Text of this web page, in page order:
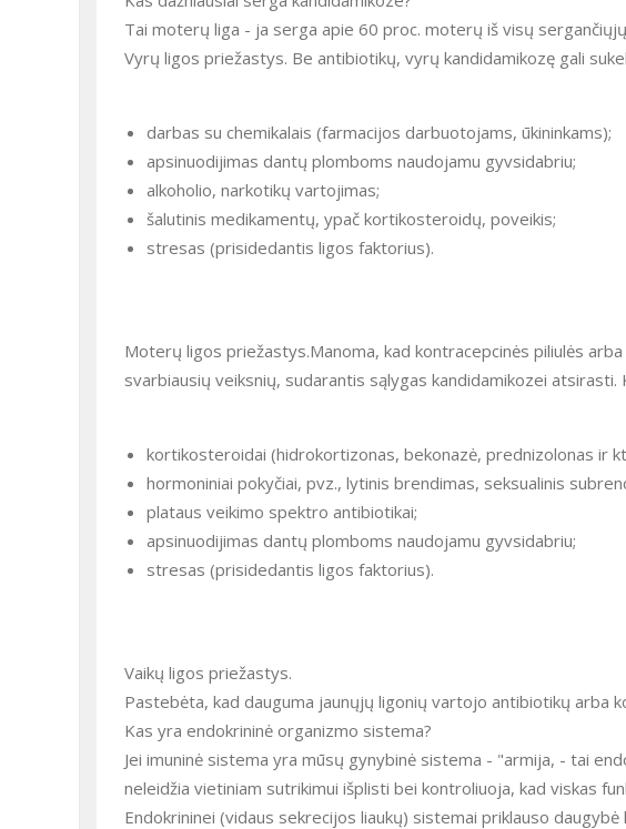
Tai moterų liga - ja serga apie 60 proc. moterų iš visų
Vyrų ligos priežastys. Be antibiotikų, vyrų kandidamikozę gali
darbas su chemikalais (farmacijos darbuotojams, ūkininkams);
apsinuodijimas dantų plomboms naudojamu gyvsidabriu;
alkoholio, narkotikų vartojimas;
šalutinis medikamentų, ypač kortikosteroidų, poveikis;
stresas (prisidedantis ligos faktorius).
Moterų ligos priežastys.Manoma, kad kontracepcinės piliulės
svarbiausių veiksnių, sudarantis sąlygas kandidamikozei atsirasti.
kortikosteroidai (hidrokortizonas, bekonazė, prednizolonas ir
hormoniniai pokyčiai, pvz., lytinis brendimas, seksualinis
plataus veikimo spektro antibiotikai;
apsinuodijimas dantų plomboms naudojamu gyvsidabriu;
stresas (prisidedantis ligos faktorius).
Vaikų ligos priežastys.
Pastebėta, kad dauguma jaunųjų ligonių vartojo antibiotikų arba
Kas yra endokrininė organizmo sistema?
Jei imuninė sistema yra mūsų gynybinė sistema - "armija, - tai
neleidžia vietiniam sutrikimui išplisti bei kontroliuoja, kad viskas
Endokrininei (vidaus sekrecijos liaukų) sistemai priklauso daugybė